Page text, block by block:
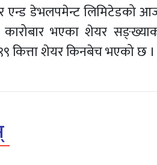
एन्ड डेभलपमेन्ट लिमिटेडको
भएका शेयर
कित्ता शेयर किनबेच भएको छ ।